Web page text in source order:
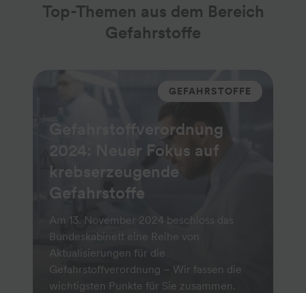
Top-Themen aus dem Bereich
Gefahrstoffe
GEFAHRSTOFFE
Gefahrstoffverordnung
2024: Neuer Fokus auf
krebserzeugende
Gefahrstoffe
Am 13. November 2024 beschloss das
Bundeskabinett eine Reihe von
Aktualisierungen für die
Gefahrstoffverordnung – Wir fassen die
wichtigsten Punkte für Sie zusammen.